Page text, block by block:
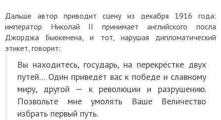
Дальше автор приводит сцену из декабря 1916 года:
император Николай II принимает английского посла
Джорджа Бьюкенена, и тот, нарушая дипломатический
этикет, говорит:
Вы находитесь, государь, на перекрёстке двух
путей… Один приведёт вас к победе и славному
миру, другой — к революции и разрушению.
Позвольте мне умолять Ваше Величество
избрать первый путь.